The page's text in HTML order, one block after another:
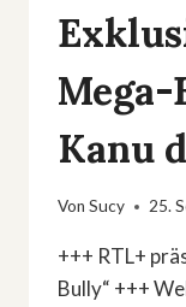
Mega-
Kanu
Von Sucy 25.
+++ RTL+
Bully“ +++